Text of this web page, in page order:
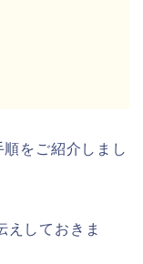
をご紹介しまし
えしておきま